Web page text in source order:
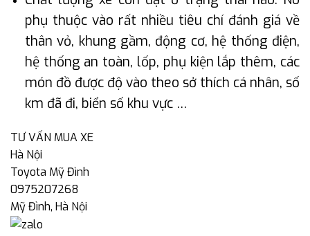
phụ thuộc vào rất nhiều tiêu chí đánh giá về
thân vỏ, khung gầm, động cơ, hệ thống điện,
hệ thống an toàn, lốp, phụ kiện lắp thêm, các
món đồ được độ vào theo sở thích cá nhân, số
km đã đi, biển số khu vực …
TƯ VẤN MUA XE
Hà Nội
Toyota Mỹ Đình
0975207268
Mỹ Đình, Hà Nội